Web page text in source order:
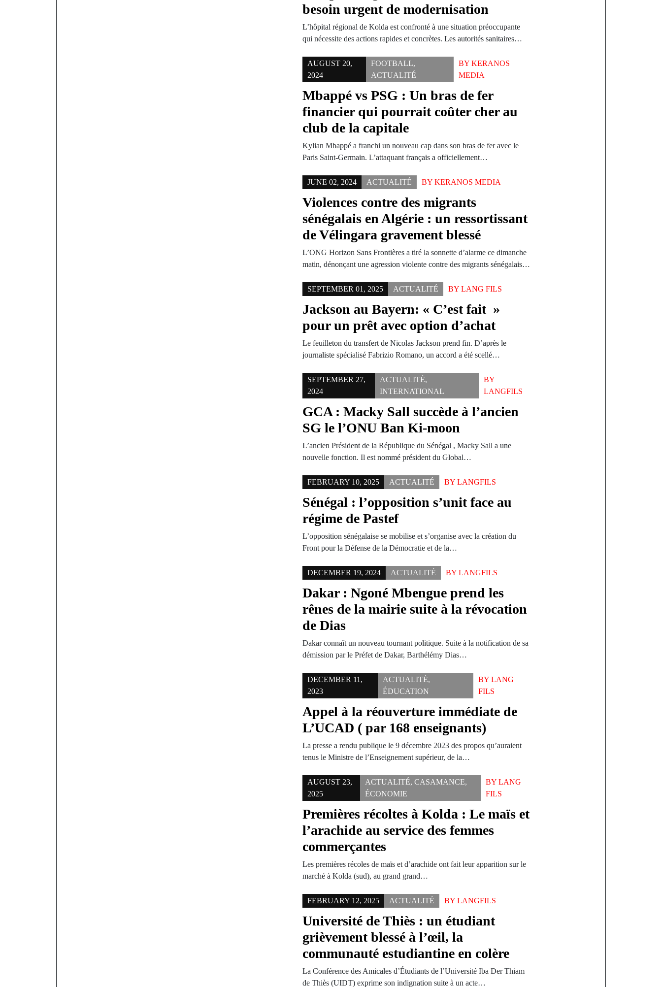
besoin urgent de modernisation
L’hôpital régional de Kolda est confronté à une situation préoccupante
qui nécessite des actions rapides et concrètes. Les autorités sanitaires…
AUGUST 20,
2024
FOOTBALL,
ACTUALITÉ
BYKERANOS
MEDIA
Mbappé vs PSG : Un bras de fer
financier qui pourrait coûter cher au
club de la capitale
Kylian Mbappé a franchi un nouveau cap dans son bras de fer avec le
Paris Saint-Germain. L’attaquant français a officiellement…
JUNE 02, 2024 ACTUALITÉ BYKERANOS MEDIA
Violences contre des migrants
sénégalais en Algérie : un ressortissant
de Vélingara gravement blessé
L’ONG Horizon Sans Frontières a tiré la sonnette d’alarme ce dimanche
matin, dénonçant une agression violente contre des migrants sénégalais…
SEPTEMBER 01, 2025 ACTUALITÉ BYLANG FILS
Jackson au Bayern: « C’est fait »
pour un prêt avec option d’achat
Le feuilleton du transfert de Nicolas Jackson prend fin. D’après le
journaliste spécialisé Fabrizio Romano, un accord a été scellé…
SEPTEMBER 27,
2024
ACTUALITÉ,
INTERNATIONAL
BY
LANGFILS
GCA : Macky Sall succède à l’ancien
SG le l’ONU Ban Ki-moon
L’ancien Président de la République du Sénégal , Macky Sall a une
nouvelle fonction. Il est nommé président du Global…
FEBRUARY 10, 2025 ACTUALITÉ BYLANGFILS
Sénégal : l’opposition s’unit face au
régime de Pastef
L’opposition sénégalaise se mobilise et s’organise avec la création du
Front pour la Défense de la Démocratie et de la…
DECEMBER 19, 2024 ACTUALITÉ BYLANGFILS
Dakar : Ngoné Mbengue prend les
rênes de la mairie suite à la révocation
de Dias
Dakar connaît un nouveau tournant politique. Suite à la notification de sa
démission par le Préfet de Dakar, Barthélémy Dias…
DECEMBER 11,
2023
ACTUALITÉ,
ÉDUCATION
BYLANG
FILS
Appel à la réouverture immédiate de
L’UCAD ( par 168 enseignants)
La presse a rendu publique le 9 décembre 2023 des propos qu’auraient
tenus le Ministre de l’Enseignement supérieur, de la…
AUGUST 23,
2025
ACTUALITÉ, CASAMANCE,
ÉCONOMIE
BYLANG
FILS
Premières récoltes à Kolda : Le maïs et
l’arachide au service des femmes
commerçantes
Les premières récoles de maïs et d’arachide ont fait leur apparition sur le
marché à Kolda (sud), au grand grand…
FEBRUARY 12, 2025 ACTUALITÉ BYLANGFILS
Université de Thiès : un étudiant
grièvement blessé à l’œil, la
communauté estudiantine en colère
La Conférence des Amicales d’Étudiants de l’Université Iba Der Thiam
de Thiès (UIDT) exprime son indignation suite à un acte…